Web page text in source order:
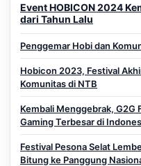
Event HOBICON 2024
dari Tahun Lalu
Penggemar Hobi dan
Hobicon 2023, Festival
Komunitas di NTB
Kembali Menggebrak, G2G
Gaming Terbesar di
Festival Pesona Selat
Bitung ke Panggung